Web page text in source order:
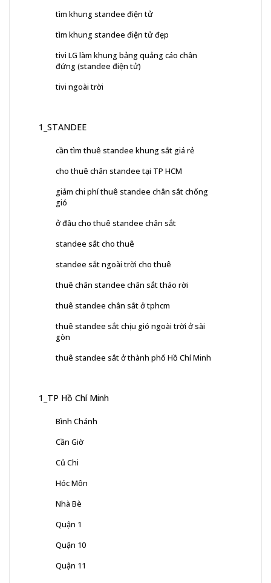
tìm khung standee điện tử
tìm khung standee điện tử đẹp
tivi LG làm khung bảng quảng cáo chân
đứng (standee điện tử)
tivi ngoài trời
1_STANDEE
cần tìm thuê standee khung sắt giá rẻ
cho thuê chân standee tại TP HCM
giảm chi phí thuê standee chân sắt chống
gió
ở đâu cho thuê standee chân sắt
standee sắt cho thuê
standee sắt ngoài trời cho thuê
thuê chân standee chân sắt tháo rời
thuê standee chân sắt ở tphcm
thuê standee sắt chịu gió ngoài trời ở sài
gòn
thuê standee sắt ở thành phố Hồ Chí Minh
1_TP Hồ Chí Minh
Bình Chánh
Cần Giờ
Củ Chi
Hóc Môn
Nhà Bè
Quận 1
Quận 10
Quận 11